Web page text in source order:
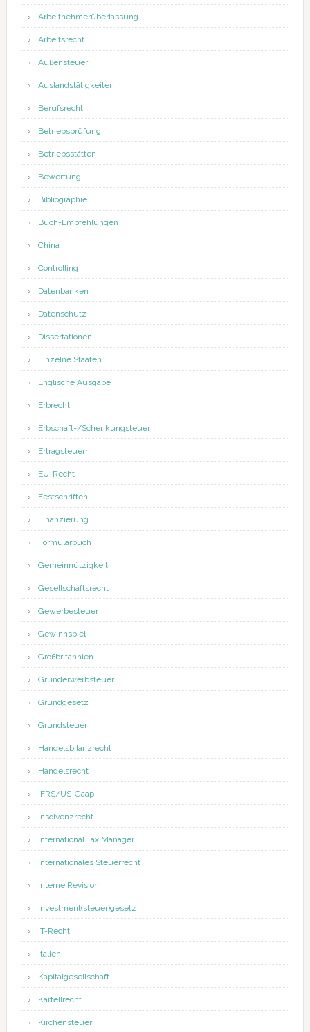
Arbeitnehmerüberlassung
Arbeitsrecht
Außensteuer
Auslandstätigkeiten
Berufsrecht
Betriebsprüfung
Betriebsstätten
Bewertung
Bibliographie
Buch-Empfehlungen
China
Controlling
Datenbanken
Datenschutz
Dissertationen
Einzelne Staaten
Englische Ausgabe
Erbrecht
Erbschaft-/Schenkungsteuer
Ertragsteuern
EU-Recht
Festschriften
Finanzierung
Formularbuch
Gemeinnützigkeit
Gesellschaftsrecht
Gewerbesteuer
Gewinnspiel
Großbritannien
Grunderwerbsteuer
Grundgesetz
Grundsteuer
Handelsbilanzrecht
Handelsrecht
IFRS/US-Gaap
Insolvenzrecht
International Tax Manager
Internationales Steuerrecht
Interne Revision
Investment(steuer)gesetz
IT-Recht
Italien
Kapitalgesellschaft
Kartellrecht
Kirchensteuer